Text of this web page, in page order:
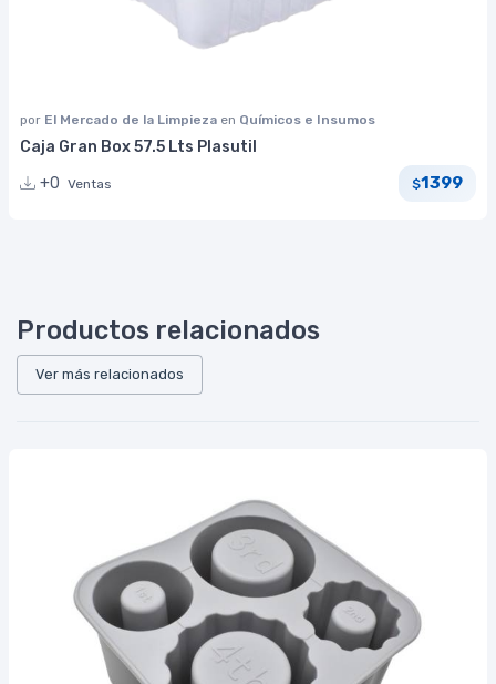
por El Mercado de la Limpieza en Químicos e Insumos
Caja Gran Box 57.5 Lts Plasutil
+0 Ventas $1399
Productos relacionados
Ver más relacionados